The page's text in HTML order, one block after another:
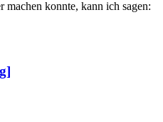
machen konnte, kann ich sagen: